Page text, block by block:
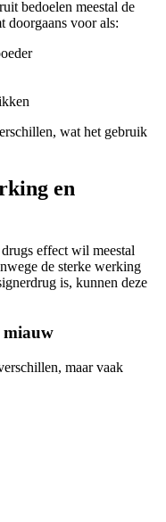
bedoelen meestal de
voor als:
wat het gebruik
en
effect wil meestal
de sterke werking
is, kunnen deze
miauw
maar vaak